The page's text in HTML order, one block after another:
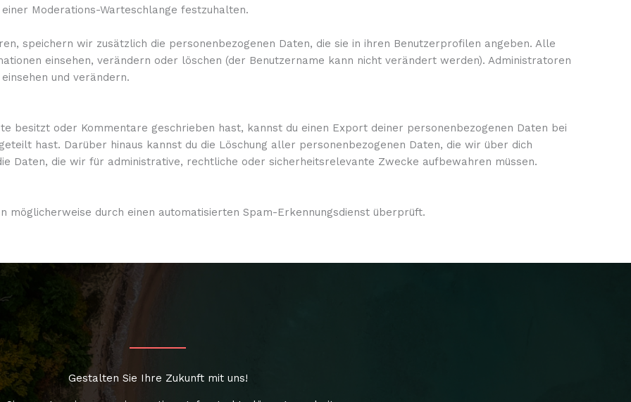
Moderations-Warteschlange festzuhalten.
speichern wir zusätzlich die personenbezogenen Daten, die sie in ihren Benutzerprofilen angeben. Alle
einsehen, verändern oder löschen (der Benutzername kann nicht verändert werden). Administratoren
und verändern.
besitzt oder Kommentare geschrieben hast, kannst du einen Export deiner personenbezogenen Daten bei
hast. Darüber hinaus kannst du die Löschung aller personenbezogenen Daten, die wir über dich
Daten, die wir für administrative, rechtliche oder sicherheitsrelevante Zwecke aufbewahren müssen.
möglicherweise durch einen automatisierten Spam-Erkennungsdienst überprüft.
Gestalten Sie Ihre Zukunft mit uns!